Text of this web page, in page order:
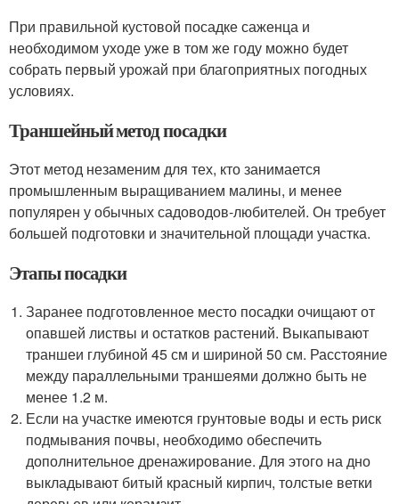
При правильной кустовой посадке саженца и
необходимом уходе уже в том же году можно будет
собрать первый урожай при благоприятных погодных
условиях.
Траншейный метод посадки
Этот метод незаменим для тех, кто занимается
промышленным выращиванием малины, и менее
популярен у обычных садоводов-любителей. Он требует
большей подготовки и значительной площади участка.
Этапы посадки
Заранее подготовленное место посадки очищают от
опавшей листвы и остатков растений. Выкапывают
траншеи глубиной 45 см и шириной 50 см. Расстояние
между параллельными траншеями должно быть не
менее 1.2 м.
Если на участке имеются грунтовые воды и есть риск
подмывания почвы, необходимо обеспечить
дополнительное дренажирование. Для этого на дно
выкладывают битый красный кирпич, толстые ветки